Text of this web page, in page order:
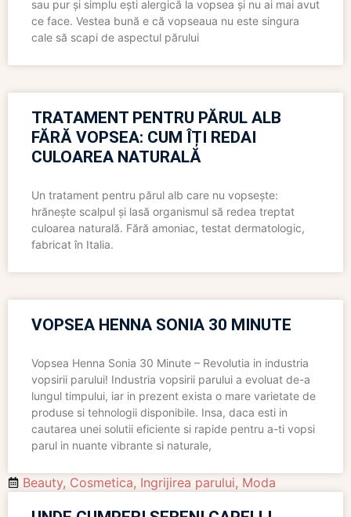
sau pur și simplu ești alergică la vopsea și nu ai mai avut
ce face. Vestea bună e că vopseaua nu este singura
cale să scapi de aspectul părului
TRATAMENT PENTRU PĂRUL ALB
FĂRĂ VOPSEA: CUM ÎȚI REDAI
CULOAREA NATURALĂ
Un tratament pentru părul alb care nu vopsește:
hrănește scalpul și lasă organismul să redea treptat
culoarea naturală. Fără amoniac, testat dermatologic,
fabricat în Italia.
VOPSEA HENNA SONIA 30 MINUTE
Vopsea Henna Sonia 30 Minute – Revolutia in industria
vopsirii parului! Industria vopsirii parului a evoluat de-a
lungul timpului, iar in prezent exista o mare varietate de
produse si tehnologii disponibile. Insa, daca esti in
cautarea unei solutii eficiente si rapide pentru a-ti vopsi
parul in nuante vibrante si naturale,
Beauty, Cosmetica, Ingrijirea parului, Moda